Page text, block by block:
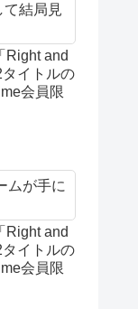
て結局見
Right and
イトルの
会員限
ムが手に
Right and
イトルの
会員限